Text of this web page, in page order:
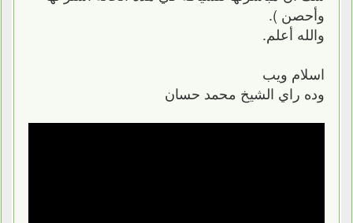
وأحصن ).
والله أعلم.
اسلام ويب
وده راي الشيخ محمد حسان